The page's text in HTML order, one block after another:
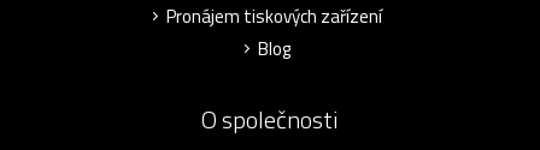
Pronájem tiskových zařízení
Blog
O společnosti